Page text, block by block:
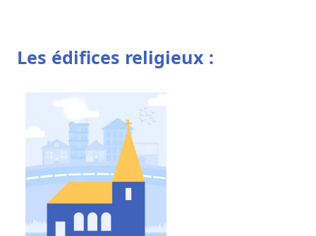
Les édifices religieux :